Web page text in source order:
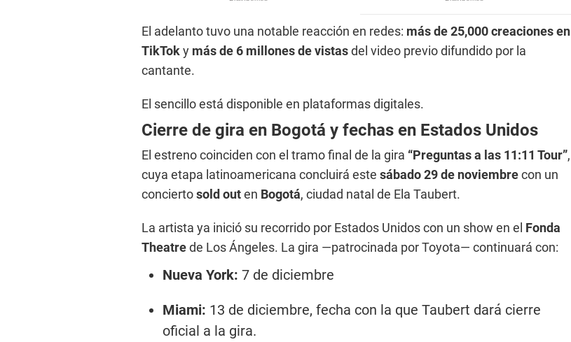
El adelanto tuvo una notable reacción en redes: más de 25,000 creaciones en
TikToky más de 6 millones de vistasdel video previo difundido por la
cantante.
El sencillo está disponible en plataformas digitales.
Cierre de gira en Bogotá y fechas en Estados Unidos
El estreno coinciden con el tramo final de la gira “Preguntas a las 11:11 Tour”,
cuya etapa latinoamericana concluirá este sábado 29 de noviembrecon un
conciertosold outen Bogotá, ciudad natal de Ela Taubert.
La artista ya inició su recorrido por Estados Unidos con un show en el Fonda
Theatrede Los Ángeles. La gira —patrocinada por Toyota— continuará con:
Nueva York: 7 de diciembre
Miami: 13 de diciembre, fecha con la que Taubert dará cierre
oficial a la gira.